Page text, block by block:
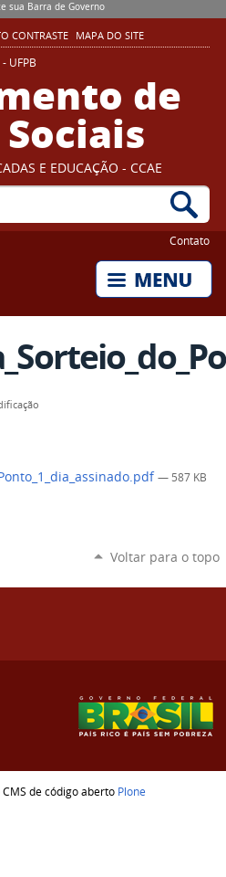
sua Barra de Governo
CONTRASTE MAPA DO SITE
UFPB
de
E EDUCAÇÃO - CCAE
Contato
— 587 KB
Voltar para o topo
de código aberto Plone